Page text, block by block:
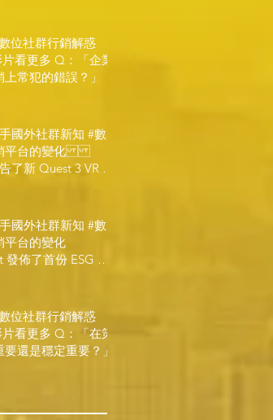
數位社群行銷解惑
看更多​ Q：「企業
常犯的錯誤？」
國外社群新知 #數
平台的變化
了新 Quest 3 VR 耳
國外社群新知 #數
平台的變化
發佈了首份 ESG 報
數位社群行銷解惑
看更多​ Q：「在策
還是穩定重要？」